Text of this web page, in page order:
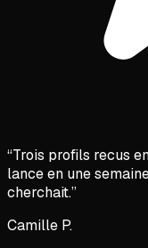
“Trois profils recus
lance en une
cherchait.”
Camille P.